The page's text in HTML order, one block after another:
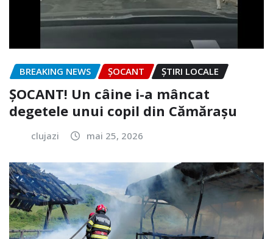
BREAKING NEWS ȘOCANT ȘTIRI LOCALE
ȘOCANT! Un câine i-a mâncat
degetele unui copil din Cămărașu
clujazi mai 25, 2026